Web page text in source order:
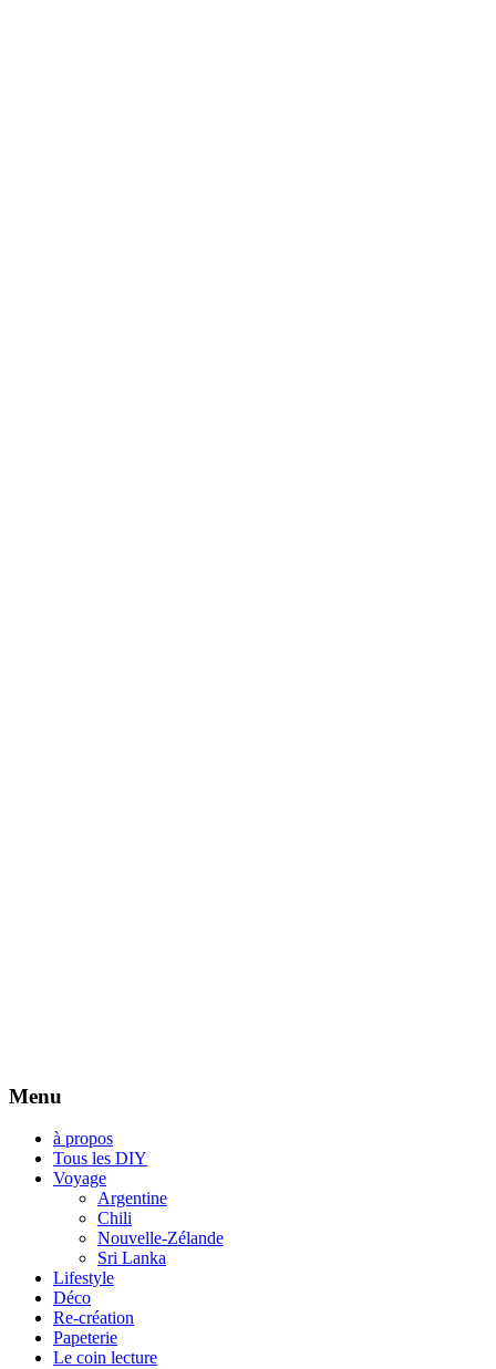
Menu
à propos
Tous les DIY
Voyage
Argentine
Chili
Nouvelle-Zélande
Sri Lanka
Lifestyle
Déco
Re-création
Papeterie
Le coin lecture